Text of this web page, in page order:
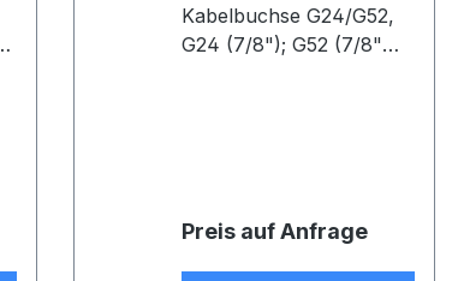
Kabelbuchse G24/G52,
G24 (7/8"); G52 (7/8"
Preis auf Anfrage